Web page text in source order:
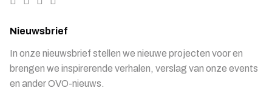
Nieuwsbrief
In onze nieuwsbrief stellen we nieuwe projecten voor en
brengen we inspirerende verhalen, verslag van onze events
en ander OVO-nieuws.